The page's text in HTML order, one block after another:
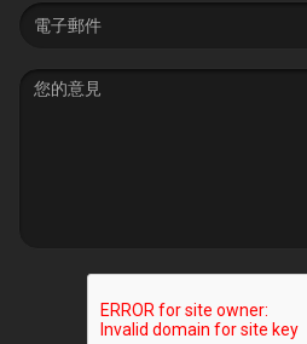
Email
address
Message